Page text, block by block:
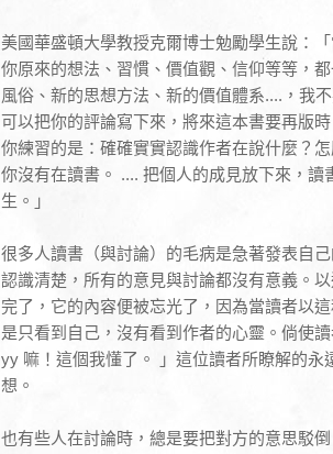
美國華盛頓大學教授克爾博士勉勵學生說：
你原來的想法、習慣、價值觀、信仰等等，
風俗、新的思想方法、新的價值體系....，我
可以把你的評論寫下來，將來這本書要再版
你練習的是：確確實實認識作者在說什麼？
你沒有在讀書。 .... 把個人的成見放下來，
生。」
很多人讀書（與討論）的毛病是急著發表自
認識清楚，所有的意見與討論都沒有意義。
完了，它的內容便被忘光了，因為當讀者以
是只看到自己，沒有看到作者的心靈。倘使
yy 嘛！這個我懂了。 」這位讀者所瞭解的
想。
也有些人在討論時，總是要把對方的意思駁